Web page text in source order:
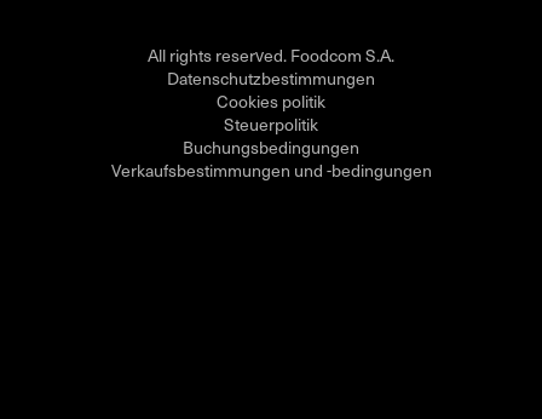
All rights reserved. Foodcom S.A.
Datenschutzbestimmungen
Cookies politik
Steuerpolitik
Buchungsbedingungen
Verkaufsbestimmungen und -bedingungen